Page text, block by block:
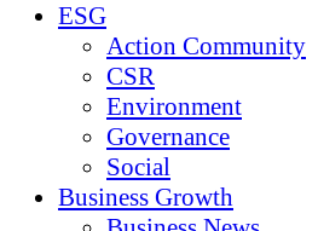
ESG
Action Community
CSR
Environment
Governance
Social
Business Growth